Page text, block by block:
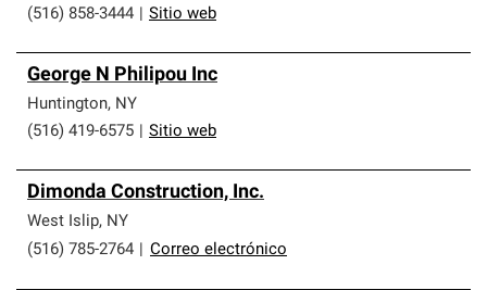
(516) 858-3444
Sitio web
George N Philipou Inc
Huntington, NY
(516) 419-6575
Sitio web
Dimonda Construction, Inc.
West Islip, NY
(516) 785-2764
Correo electrónico